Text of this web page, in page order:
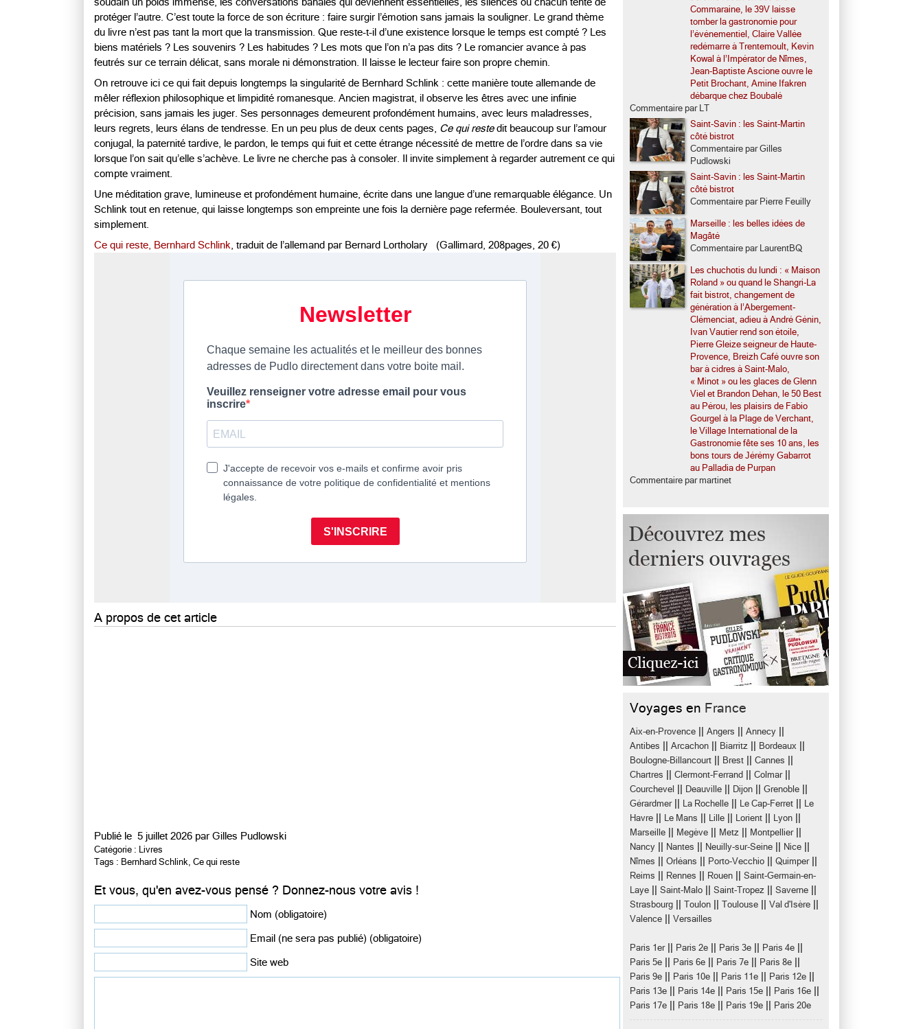
protéger l’autre. C’est toute la force de son écriture : faire surgir l’émotion sans jamais la souligner. Le grand thème
du livre n’est pas tant la mort que la transmission. Que reste-t-il d’une existence lorsque le temps est compté ? Les
biens matériels ? Les souvenirs ? Les habitudes ? Les mots que l’on n’a pas dits ? Le romancier avance à pas
feutrés sur ce terrain délicat, sans morale ni démonstration. Il laisse le lecteur faire son propre chemin.
On retrouve ici ce qui fait depuis longtemps la singularité de Bernhard Schlink : cette manière toute allemande de
mêler réflexion philosophique et limpidité romanesque. Ancien magistrat, il observe les êtres avec une infinie
précision, sans jamais les juger. Ses personnages demeurent profondément humains, avec leurs maladresses,
leurs regrets, leurs élans de tendresse. En un peu plus de deux cents pages, Ce qui restedit beaucoup sur l’amour
conjugal, la paternité tardive, le pardon, le temps qui fuit et cette étrange nécessité de mettre de l’ordre dans sa vie
lorsque l’on sait qu’elle s’achève. Le livre ne cherche pas à consoler. Il invite simplement à regarder autrement ce qui
compte vraiment.
Une méditation grave, lumineuse et profondément humaine, écrite dans une langue d’une remarquable élégance. Un
Schlink tout en retenue, qui laisse longtemps son empreinte une fois la dernière page refermée. Bouleversant, tout
simplement.
Ce qui reste,
Bernhard Schlink , traduit de l’allemand par Bernard Lortholary (Gallimard, 208pages, 20 €)
A propos de cet article
Publié le 5 juillet 2026 par Gilles Pudlowski
Catégorie : Livres
Tags : Bernhard Schlink Ce qui reste
Et vous, qu'en avez-vous pensé ? Donnez-nous votre avis !
Nom (obligatoire)
Email (ne sera pas publié) (obligatoire)
Site web
Commaraine, le 39V laisse
tomber la gastronomie pour
l’événementiel, Claire Vallée
redémarre à Trentemoult, Kevin
Kowal à l’Impérator de Nîmes,
Jean-Baptiste Ascione ouvre le
Petit Brochant, Amine Ifakren
débarque chez Boubalé
Commentaire par LT
Saint-Savin : les Saint-Martin
côté bistrot
Commentaire par Gilles
Pudlowski
Saint-Savin : les Saint-Martin
côté bistrot
Commentaire par Pierre Feuilly
Marseille : les belles idées de
Magâté
Commentaire par LaurentBQ
Les chuchotis du lundi : « Maison
Roland » ou quand le Shangri-La
fait bistrot, changement de
génération à l’Abergement-
Clémenciat, adieu à André Génin,
Ivan Vautier rend son étoile,
Pierre Gleize seigneur de Haute-
Provence, Breizh Café ouvre son
bar à cidres à Saint-Malo,
« Minot » ou les glaces de Glenn
Viel et Brandon Dehan, le 50 Best
au Pérou, les plaisirs de Fabio
Gourgel à la Plage de Verchant,
le Village International de la
Gastronomie fête ses 10 ans, les
bons tours de Jérémy Gabarrot
au Palladia de Purpan
Commentaire par martinet
Voyages en France
Aix-en-Provence Angers Annecy
Antibes Arcachon Biarritz Bordeaux
Boulogne-Billancourt Brest Cannes
Chartres Clermont-Ferrand Colmar||
Courchevel Deauville Dijon Grenoble
Gérardmer|| La Rochelle Le Cap-Ferret
Le
Havre
Le Mans Lille Lorient Lyon
Marseille Megève Metz Montpellier||
Nancy Nantes Neuilly-sur-Seine Nice
Nîmes Orléans Porto-Vecchio Quimper||
Reims Rennes Rouen
Saint-Germain-en-
Laye
Saint-Malo Saint-Tropez Saverne
Strasbourg Toulon Toulouse Val d'Isère
Valence Versailles
Paris 1er|| Paris 2e Paris 3e Paris 4e
Paris 5e Paris 6e Paris 7e Paris 8e
Paris 9e Paris 10e Paris 11e Paris 12e
Paris 13e Paris 14e Paris 15e Paris 16e
Paris 17e Paris 18e Paris 19e Paris 20e